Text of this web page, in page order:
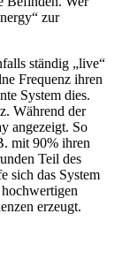
zur
ständig „live“
Frequenz ihren
System dies.
Während der
angezeigt. So
mit 90% ihren
Teil des
sich das System
erzeugt.